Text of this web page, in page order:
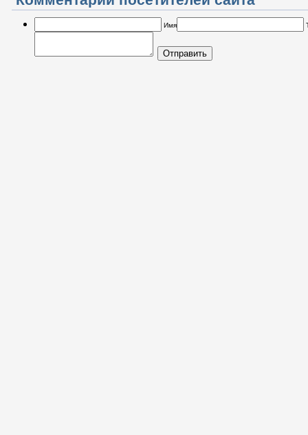
Комментарии посетителей сайта
Имя
Отправить